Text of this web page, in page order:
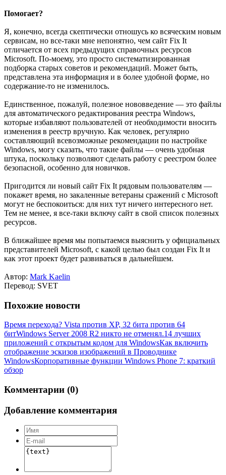
Помогает?
Я, конечно, всегда скептически отношусь ко всяческим новым
сервисам, но все-таки мне непонятно, чем сайт Fix It
отличается от всех предыдущих справочных ресурсов
Microsoft. По-моему, это просто систематизированная
подборка старых советов и рекомендаций. Может быть,
представлена эта информация и в более удобной форме, но
содержание-то не изменилось.
Единственное, пожалуй, полезное нововведение — это файлы
для автоматического редактирования реестра Windows,
которые избавляют пользователей от необходимости вносить
изменения в реестр вручную. Как человек, регулярно
составляющий всевозможные рекомендации по настройке
Windows, могу сказать, что такие файлы — очень удобная
штука, поскольку позволяют сделать работу с реестром более
безопасной, особенно для новичков.
Пригодится ли новый сайт Fix It рядовым пользователям —
покажет время, но закаленные ветераны сражений с Microsoft
могут не беспокоиться: для них тут ничего интересного нет.
Тем не менее, я все-таки включу сайт в свой список полезных
ресурсов.
В ближайшее время мы попытаемся выяснить у официальных
представителей Microsoft, с какой целью был создан Fix It и
как этот проект будет развиваться в дальнейшем.
Автор: Mark Kaelin
Перевод: SVET
Похожие новости
Время перехода? Vista против XP, 32 бита против 64
битWindows Server 2008 R2 никто не отменял.14 лучших
приложений с открытым кодом для WindowsКак включить
отображение эскизов изображений в Проводнике
WindowsКорпоративные функции Windows Phone 7: краткий
обзор
Комментарии (0)
Добавление комментария